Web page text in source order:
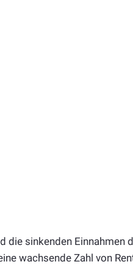
die sinkenden Einnahmen
wachsende Zahl von